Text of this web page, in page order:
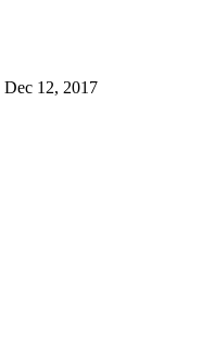
Dec 12, 2017